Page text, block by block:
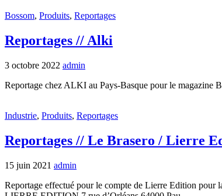
Bossom, Produits, Reportages
Reportages // Alki
3 octobre 2022 admin
Reportage chez ALKI au Pays-Basque pour le magazine
Industrie, Produits, Reportages
Reportages // Le Brasero / Lierre
15 juin 2021 admin
Reportage effectué pour le compte de Lierre Edition pour